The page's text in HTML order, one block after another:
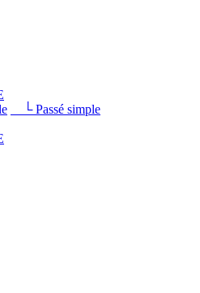
└ Passé simple